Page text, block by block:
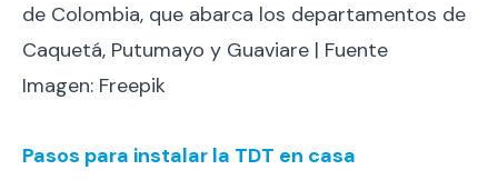
de Colombia, que abarca los departamentos de
Caquetá, Putumayo y Guaviare | Fuente
Imagen: Freepik
Pasos para instalar la TDT en casa